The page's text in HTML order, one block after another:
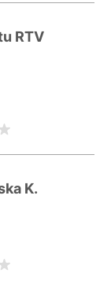
RTV
K.